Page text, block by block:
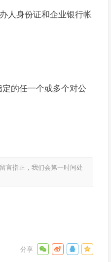
人身份证和企业银行帐
的任一个或多个对公
言指正，我们会第一时间处